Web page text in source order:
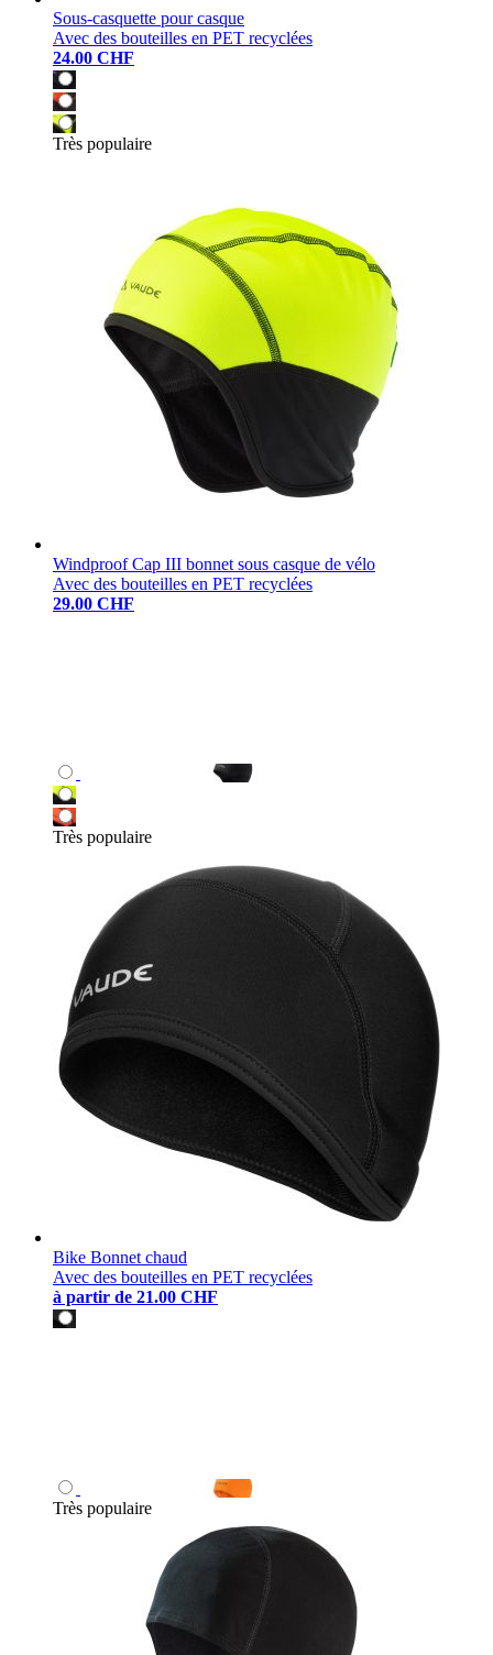
Sous-casquette pour casque
Avec des bouteilles en PET recyclées
24.00 CHF
Très populaire
Windproof Cap III bonnet sous casque de vélo
Avec des bouteilles en PET recyclées
29.00 CHF
Très populaire
Bike Bonnet chaud
Avec des bouteilles en PET recyclées
à partir de 21.00 CHF
Très populaire